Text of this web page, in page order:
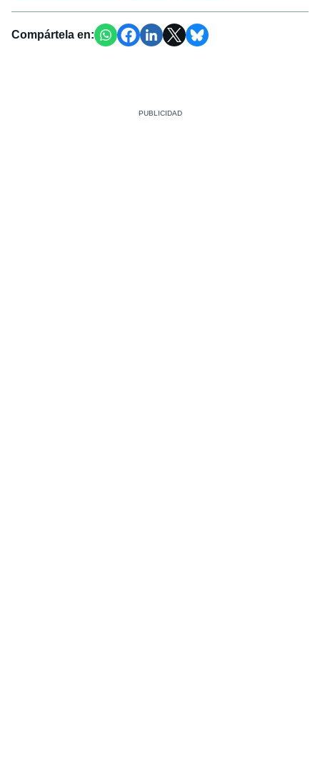
Compártela en: